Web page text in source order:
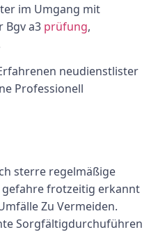
im Umgang mit
Bgv a3 prüfung,
neudienstlister
Professionell
sterre regelmäßige
frotzeitig erkannt
Zu Vermeiden.
Sorgfältigdurchuführen